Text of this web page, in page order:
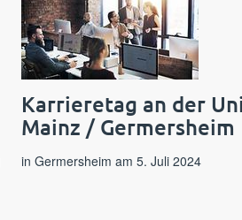
Karrieretag an der
Mainz / Germersheim
in Germersheim am 5. Juli 2024